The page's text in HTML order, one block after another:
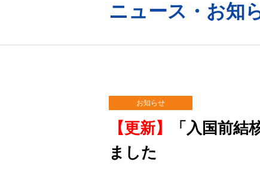
ニュース・お知
お知らせ
【更新】
「入国前
ました